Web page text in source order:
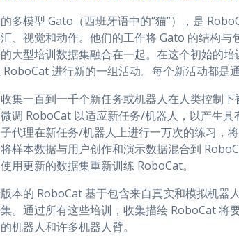
多模型 Gato（西班牙语中的“猫”），是
、视觉和动作。他们的工作将 Gato 的结构
大型培训数据集融合在一起。在这个初始的
RoboCat 进行新的一组活动。每个新活动都是
收集一百到一千个新任务或机器人在人类控制下
微调 RoboCat 以适应新任务/机器人，以产生具
子代理在新任务/机器人上进行一万次的练习，将
将样本数据与用户创作和演示数据混合到
使用更新的数据集重新训练 RoboCat。
本的 RoboCat 基于包含来自真实和模拟机器
。通过所有这些培训，收集描绘 RoboCat 将
机器人和许多机器人臂。